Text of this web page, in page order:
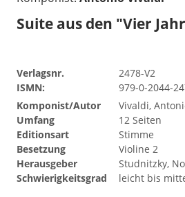
Suite aus den "Vier
Verlagsnr.
2478-V2
ISMN:
979-0-2044-
Komponist/Autor
Vivaldi,
Umfang
12 Seiten
Editionsart
Stimme
Besetzung
Violine 2
Herausgeber
Studnitzky,
Schwierigkeitsgrad
leicht bis